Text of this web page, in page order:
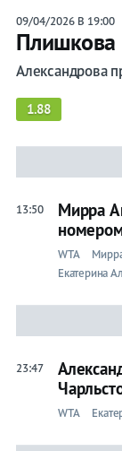
09/04/2026 В 19:00
Плишкова
Александрова
1.88
13:50
Мирра
WTA
Екатерина
23:47
WTA